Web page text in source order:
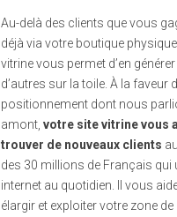
Au-delà des clients que vous
déjà via votre boutique
vitrine vous permet d’en générer
d’autres sur la toile. À la faveur
positionnement dont nous
amont, votre site vitrine vous
trouver de nouveaux clients
des 30 millions de Français qui
internet au quotidien. Il vous
élargir et exploiter votre zone de